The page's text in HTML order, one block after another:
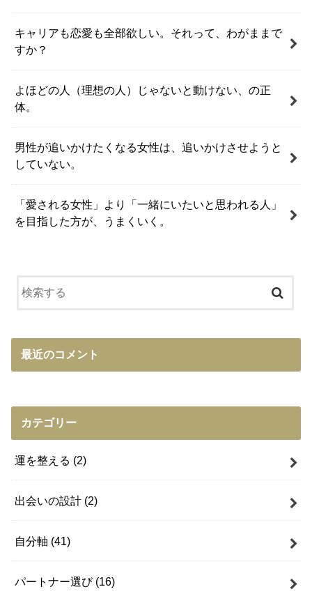
キャリアも恋愛も全部欲しい。それって、わがままで
すか？
よほどの人（理想の人）じゃないと動けない、の正
体。
男性が追いかけたくなる女性は、追いかけさせようと
していない。
「愛される女性」より「一緒にいたいと思われる人」
を目指した方が、うまくいく。
最近のコメント
カテゴリー
運を整える (2)
出会いの設計 (2)
自分軸 (41)
パートナー選び (16)